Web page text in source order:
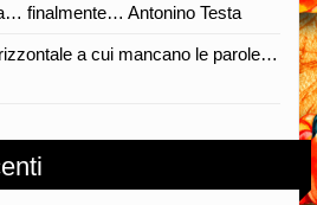
finalmente… Antonino Testa
a cui mancano le parole…